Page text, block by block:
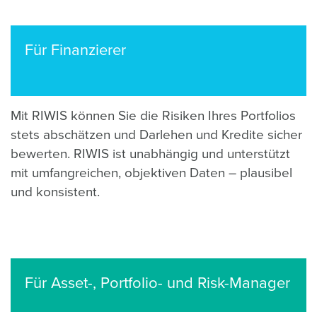
Für Finanzierer
Mit RIWIS können Sie die Risiken Ihres Portfolios
stets abschätzen und Darlehen und Kredite sicher
bewerten. RIWIS ist unabhängig und unterstützt
mit umfangreichen, objektiven Daten – plausibel
und konsistent.
Für Asset-, Portfolio- und Risk-Manager